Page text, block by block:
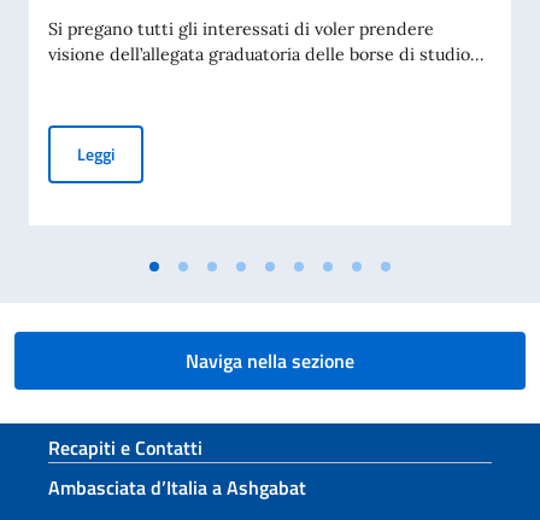
Si pregano tutti gli interessati di voler prendere
visione dell’allegata graduatoria delle borse di studio...
LeggiBANDO PER L’ASSEGNAZIONE DI BORSE DI STUDIO
Naviga nella sezione
Sezione footer
Recapiti e Contatti
Ambasciata d’Italia a Ashgabat